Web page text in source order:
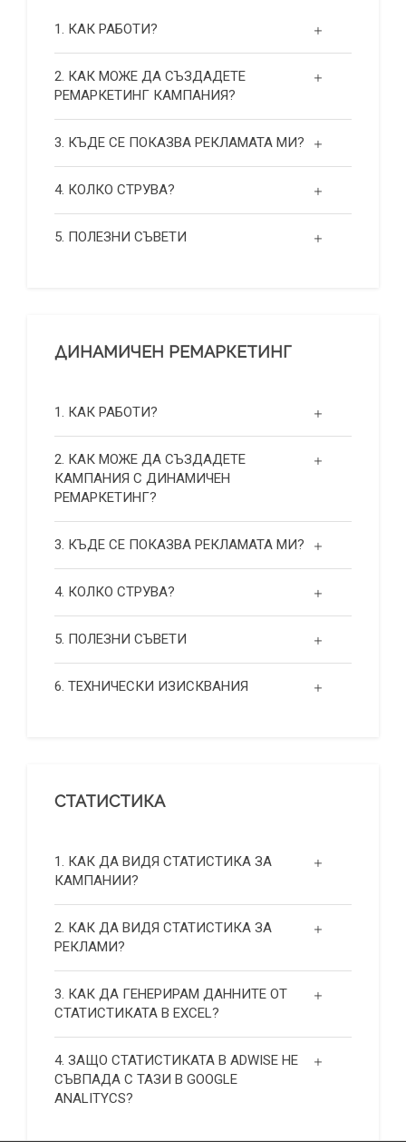
1. КАК РАБОТИ?
2. КАК МОЖЕ ДА СЪЗДАДЕТЕ
РЕМАРКЕТИНГ КАМПАНИЯ?
3. КЪДЕ СЕ ПОКАЗВА РЕКЛАМАТА МИ?
4. КОЛКО СТРУВА?
5. ПОЛЕЗНИ СЪВЕТИ
ДИНАМИЧЕН РЕМАРКЕТИНГ
1. КАК РАБОТИ?
2. КАК МОЖЕ ДА СЪЗДАДЕТЕ
КАМПАНИЯ С ДИНАМИЧЕН
РЕМАРКЕТИНГ?
3. КЪДЕ СЕ ПОКАЗВА РЕКЛАМАТА МИ?
4. КОЛКО СТРУВА?
5. ПОЛЕЗНИ СЪВЕТИ
6. ТЕХНИЧЕСКИ ИЗИСКВАНИЯ
СТАТИСТИКА
1. КАК ДА ВИДЯ СТАТИСТИКА ЗА
КАМПАНИИ?
2. КАК ДА ВИДЯ СТАТИСТИКА ЗА
РЕКЛАМИ?
3. КАК ДА ГЕНЕРИРАМ ДАННИТЕ ОТ
СТАТИСТИКАТА В EXCEL?
4. ЗАЩО СТАТИСТИКАТА В ADWISE НЕ
СЪВПАДА С ТАЗИ В GOOGLE
ANALITYCS?